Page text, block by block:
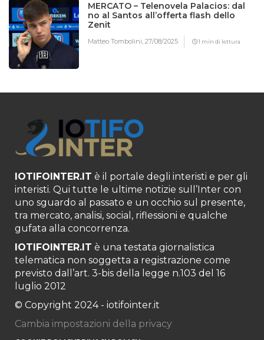
MERCATO – Telenovela Palacios: dal
no al Santos all’offerta flash dello
Zenit
Matteo Tombolini,27/08/2025 1 min di lettura
IOTIFOINTER.IT è il portale degli interisti e per gli
interisti. Qui tutte le ultime notizie sull’Inter con
uno sguardo al passato e un occhio sul presente,
tra mercato, analisi, social, riflessioni e qualche
gufata alla concorrenza.
IOTIFOINTER.IT è una testata giornalistica
telematica non soggetta a registrazione come
previsto dall’art. 3-bis della legge n.103 del 16
luglio 2012
© Copyright 2024 - iotifointer.it
Cambia impostazioni della privacy